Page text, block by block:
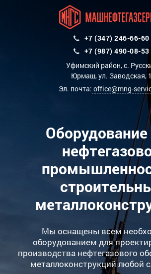
+7 (347) 246-66-60
+7 (987) 490-08-53
Уфимский район, с.
Юрмаш, ул. Заводская, 1
Эл. почта: office@mng-
Мы оснащены всем
оборудованием для
производства нефтегазового
металлоконструкций любой